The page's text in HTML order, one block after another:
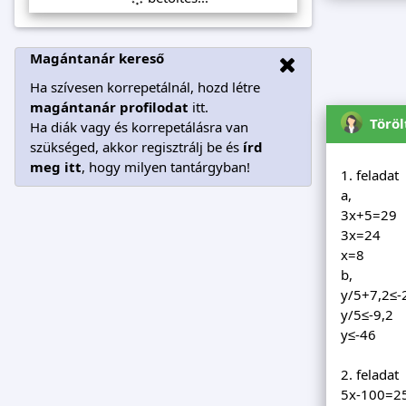
Magántanár kereső
Ha szívesen korrepetálnál, hozd létre
magántanár profilodat itt.
Ha diák vagy és korrepetálásra van
szükséged, akkor regisztrálj be és írd
meg itt, hogy milyen tantárgyban!
1. feladat
a,
3x+5=29
3x=24
x=8
b,
y/5+7,2≤-
y/5≤-9,2
y≤-46
2. feladat
5x-